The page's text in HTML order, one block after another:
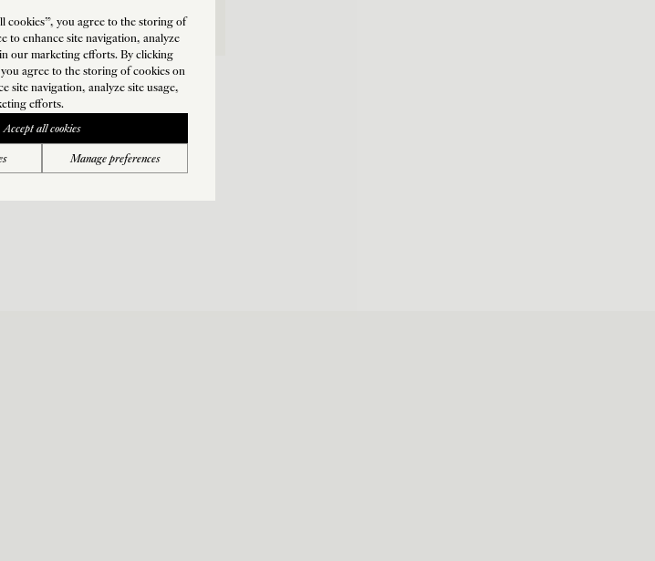
cookies”, you agree to the storing of
to enhance site navigation, analyze
in our marketing efforts. By clicking
agree to the storing of cookies on
site navigation, analyze site usage,
efforts.
Manage preferences
Accept all cookies